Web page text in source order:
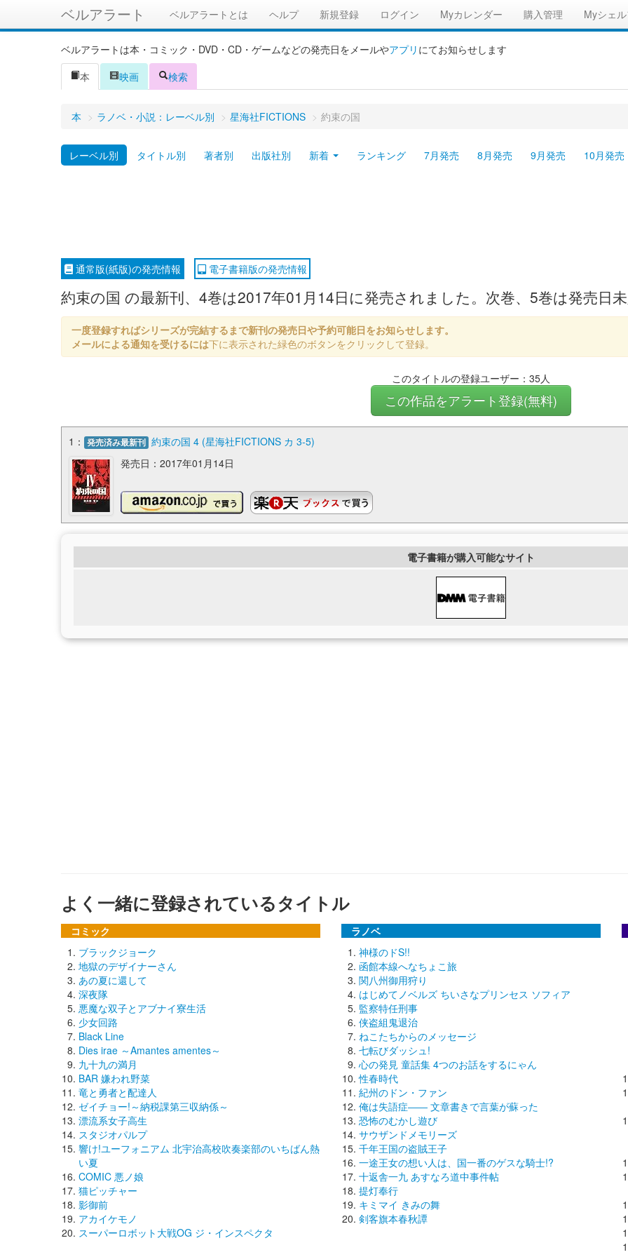
ベルアラート ベルアラートとは ヘルプ 新規登録 ログイン Myカレンダー 購入管理 Myシェ
ベルアラートは本・コミック・DVD・CD・ゲームなどの発売日をメールやアプリ にてお知らせします
本
映画 検索
本 > ラノベ・小説：レーベル別 > 星海社FICTIONS > 約束の国
レーベル別 タイトル別 著者別 出版社別 新着 ランキング 7月発売 8月発売 9月発売 10月発売
通常版(紙版)の発売情報 電子書籍版の発売情報
約束の国 の最新刊、4巻は2017年01月14日に発売されました。次巻、5巻は発売日
一度登録すればシリーズが完結するまで新刊の発売日や予約可能日をお知らせします。
メールによる通知を受けるには下に表示された緑色のボタンをクリックして登録。
このタイトルの登録ユーザー：35人
この作品をアラート登録(無料)
1： 発売済み最新刊 約束の国 4 (星海社FICTIONS カ 3-5)
発売日：2017年01月14日
電子書籍が購入可能なサイト
よく一緒に登録されているタイトル
コミック
ブラックジョーク
地獄のデザイナーさん
あの夏に還して
深夜隊
悪魔な双子とアブナイ寮生活
少女回路
Black Line
Dies irae ～Amantes amentes～
九十九の満月
BAR 嫌われ野菜
竜と勇者と配達人
ゼイチョー!～納税課第三収納係～
漂流系女子高生
スタジオパルプ
響け!ユーフォニアム 北宇治高校吹奏楽部のいちばん熱
い夏
COMIC 悪ノ娘
猫ピッチャー
影御前
アカイケモノ
スーパーロボット大戦OG ジ・インスペクタ
ラノベ
神様のドS!!
函館本線へなちょこ旅
関八州御用狩り
はじめてノベルズ ちいさなプリンセス ソフィア
監察特任刑事
侠盗組鬼退治
ねこたちからのメッセージ
七転びダッシュ!
心の発見 童話集 4つのお話をするにゃん
性春時代
紀州のドン・ファン
俺は失語症―― 文章書きで言葉が蘇った
恐怖のむかし遊び
サウザンドメモリーズ
千年王国の盗賊王子
一途王女の想い人は、国一番のゲスな騎士!?
十返舎一九 あすなろ道中事件帖
提灯奉行
キミマイ きみの舞
剣客旗本春秋譚